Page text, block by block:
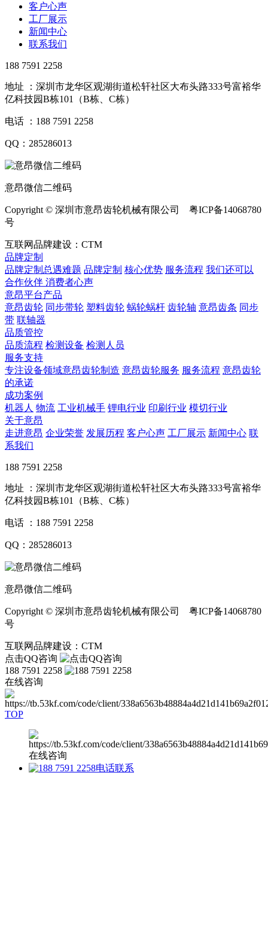
客户心声
工厂展示
新闻中心
联系我们
188 7591 2258
地址 ：深圳市龙华区观湖街道松轩社区大布头路333号富裕华
亿科技园B栋101（B栋、C栋）
电话 ：188 7591 2258
QQ：285286013
意昂微信二维码
Copyright © 深圳市意昂齿轮机械有限公司 粤ICP备14068780
号
互联网品牌建设：CTM
品牌定制
品牌定制总遇难题 品牌定制 核心优势 服务流程 我们还可以
合作伙伴 ​ 消费者心声
意昂平台产品
意昂齿轮 同步带轮 塑料齿轮 蜗轮蜗杆 齿轮轴 意昂齿条 同步
带 联轴器
品质管控
品质流程 检测设备 检测人员
服务支持
专注设备领域意昂齿轮制造 意昂齿轮服务 服务流程 意昂齿轮
的承诺
成功案例
机器人 物流 工业机械手 锂电行业 印刷行业 模切行业
关于意昂
走进意昂 企业荣誉 发展历程 客户心声 工厂展示 新闻中心 联
系我们
188 7591 2258
地址 ：深圳市龙华区观湖街道松轩社区大布头路333号富裕华
亿科技园B栋101（B栋、C栋）
电话 ：188 7591 2258
QQ：285286013
意昂微信二维码
Copyright © 深圳市意昂齿轮机械有限公司 粤ICP备14068780
号
互联网品牌建设：CTM
点击QQ咨询
188 7591 2258
在线咨询
TOP
在线咨询
电话联系